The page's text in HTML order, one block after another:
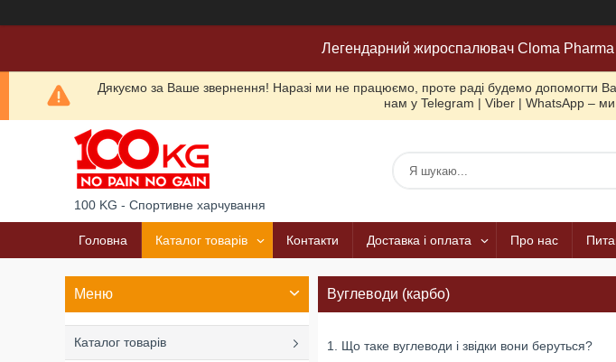
Легендарний жироспалювач Cloma
Дякуємо за Ваше звернення! Наразі ми не працюємо, проте раді будемо допомогти
нам у Telegram | Viber | WhatsApp – ми
100 KG - Спортивне харчування
Головна Каталог товарів Контакти Доставка і оплата Про нас
Вуглеводи (карбо)
1. Що таке вуглеводи і звідки вони беруться?
Каталог товарів